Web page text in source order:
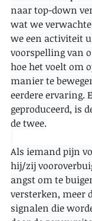
naar top-down
wat we
we een activiteit
voorspelling van
hoe het voelt om
manier te
eerdere ervaring.
geproduceerd, is
de twee.
Als iemand pijn
hij/zij
angst om te
versterken, meer
signalen die